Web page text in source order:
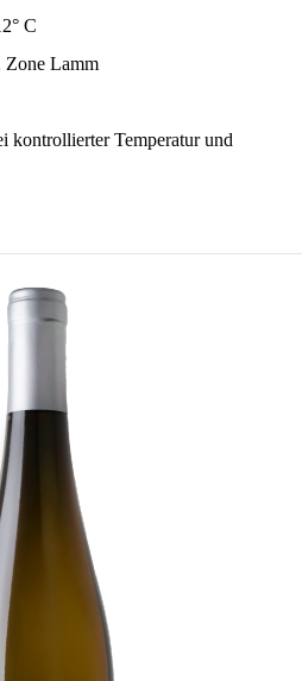
C
Zone Lamm
kontrollierter Temperatur und